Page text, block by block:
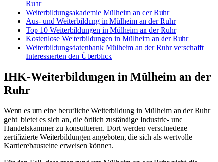
Ruhr
Weiterbildungsakademie Mülheim an der Ruhr
Aus- und Weiterbildung in Mülheim an der Ruhr
Top 10 Weiterbildungen in Mülheim an der Ruhr
Kostenlose Weiterbildungen in Mülheim an der Ruhr
Weiterbildungsdatenbank Mülheim an der Ruhr verschafft
Interessierten den Überblick
IHK-Weiterbildungen in Mülheim an der
Ruhr
Wenn es um eine berufliche Weiterbildung in Mülheim an der Ruhr
geht, bietet es sich an, die örtlich zuständige Industrie- und
Handelskammer zu konsultieren. Dort werden verschiedene
zertifizierte Weiterbildungen angeboten, die sich als wertvolle
Karrierebausteine erweisen können.